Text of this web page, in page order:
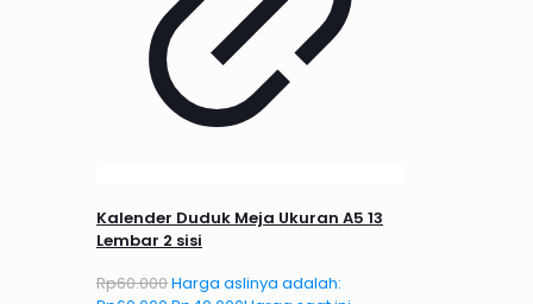
Kalender Duduk Meja Ukuran A5 13
Lembar 2 sisi
Rp60.000Harga aslinya adalah: